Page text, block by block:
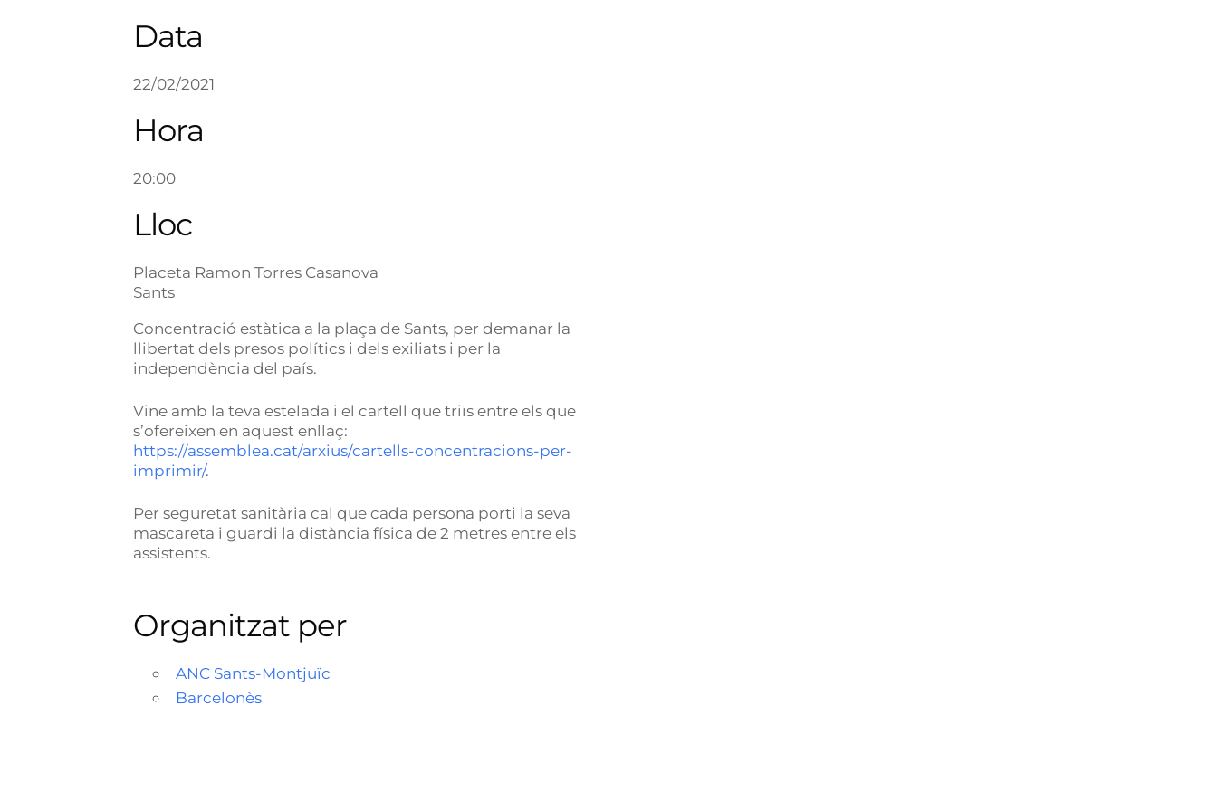
Data
22/02/2021
Hora
20:00
Lloc
Placeta Ramon Torres Casanova
Sants
Concentració estàtica a la plaça de Sants, per demanar la
llibertat dels presos polítics i dels exiliats i per la
independència del país.
Vine amb la teva estelada i el cartell que triïs entre els que
s’ofereixen en aquest enllaç:
https://assemblea.cat/arxius/cartells-concentracions-per-
imprimir/.
Per seguretat sanitària cal que cada persona porti la seva
mascareta i guardi la distància física de 2 metres entre els
assistents.
Organitzat per
ANC Sants-Montjuïc
Barcelonès